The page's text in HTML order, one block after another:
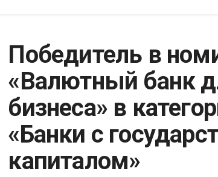
Победитель в
«Валютный банк
бизнеса» в
«Банки с
капиталом»